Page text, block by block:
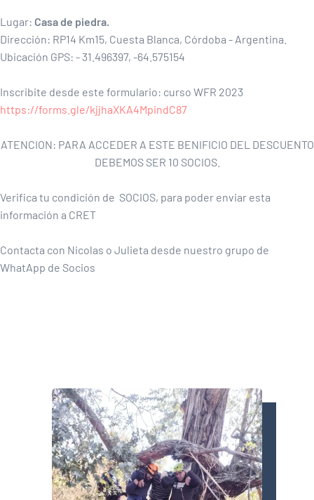
Lugar: Casa de piedra.
Dirección: RP14 Km15, Cuesta Blanca, Córdoba - Argentina.
Ubicación GPS: - 31.496397, -64.575154
Inscribite desde este formulario: curso WFR 2023
https://forms.gle/kjjhaXKA4MpindC87
ATENCION: PARA ACCEDER A ESTE BENIFICIO DEL DESCUENTO
DEBEMOS SER 10 SOCIOS.
Verifica tu condición de SOCIOS, para poder enviar esta
información a CRET
Contacta con Nicolas o Julieta desde nuestro grupo de
WhatApp de Socios